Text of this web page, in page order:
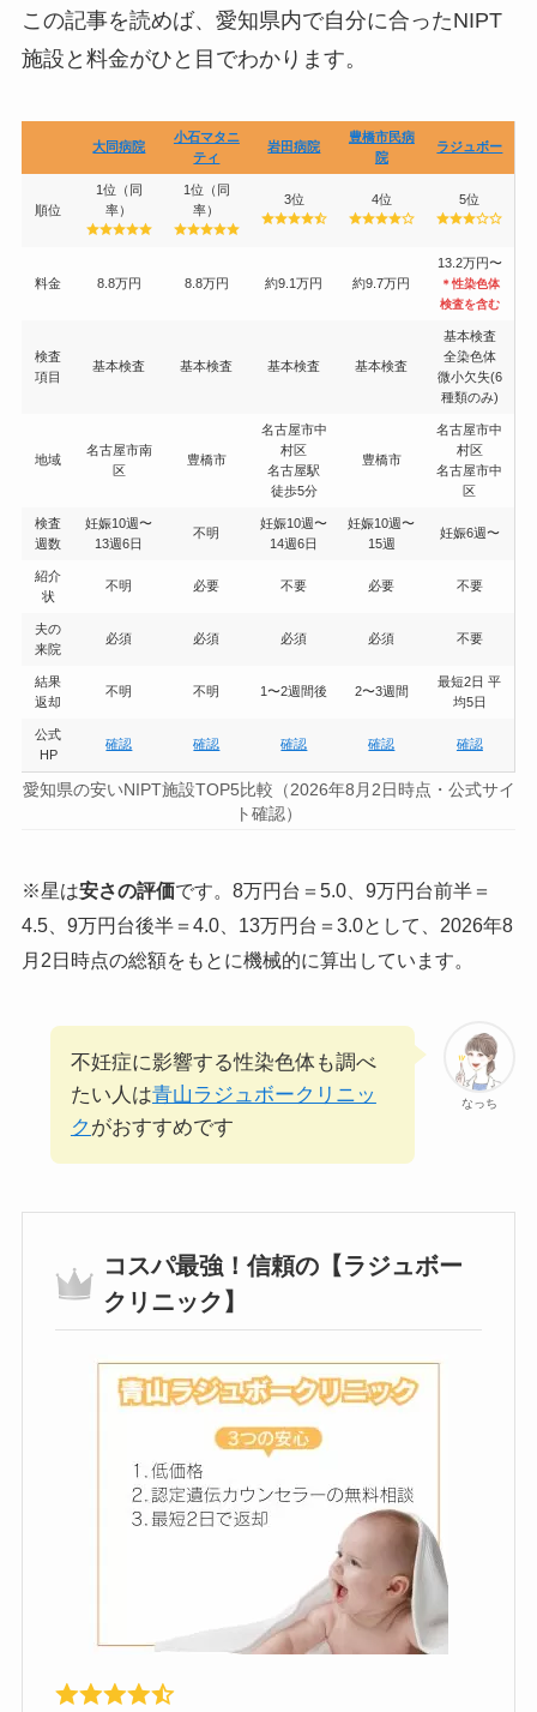
この記事を読めば、愛知県内で自分に合ったNIPT
施設と料金がひと目でわかります。
大同病院
小石マタニ
ティ
岩田病院
豊橋市民病
院
ラジュボー
順位
1位（同
率）
1位（同
率）
3位 4位 5位
料金 8.8万円 8.8万円 約9.1万円 約9.7万円
13.2万円〜
＊性染色体
検査を含む
検査
項目
基本検査 基本検査 基本検査 基本検査
基本検査
全染色体
微小欠失(6
種類のみ)
地域
名古屋市南
区
豊橋市
名古屋市中
村区
名古屋駅
徒歩5分
豊橋市
名古屋市中
村区
名古屋市中
区
検査
週数
妊娠10週〜
13週6日
不明
妊娠10週〜
14週6日
妊娠10週〜
15週
妊娠6週〜
紹介
状
不明 必要 不要 必要 不要
夫の
来院
必須 必須 必須 必須 不要
結果
返却
不明 不明 1〜2週間後 2〜3週間
最短2日 平
均5日
公式
HP
確認 確認 確認 確認 確認
愛知県の安いNIPT施設TOP5比較（2026年8月2日時点・公式サイ
ト確認）
※星は安さの評価です。8万円台＝5.0、9万円台前半＝
4.5、9万円台後半＝4.0、13万円台＝3.0として、2026年8
月2日時点の総額をもとに機械的に算出しています。
なっち
不妊症に影響する性染色体も調べ
たい人は青山ラジュボークリニッ
ク がおすすめです
コスパ最強！信頼の【ラジュボー
クリニック】